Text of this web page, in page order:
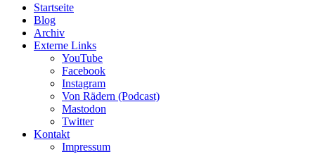
Startseite
Blog
Archiv
Externe Links
YouTube
Facebook
Instagram
Von Rädern (Podcast)
Mastodon
Twitter
Kontakt
Impressum